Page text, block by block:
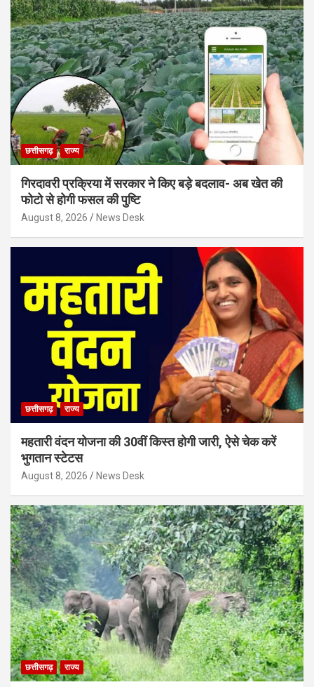
छत्तीसगढ़ राज्य
गिरदावरी प्रक्रिया में सरकार ने किए बड़े बदलाव- अब खेत की
फोटो से होगी फसल की पुष्टि
August 8, 2026 News Desk
छत्तीसगढ़ राज्य
महतारी वंदन योजना की 30वीं किस्त होगी जारी, ऐसे चेक करें
भुगतान स्टेटस
August 8, 2026 News Desk
छत्तीसगढ़ राज्य